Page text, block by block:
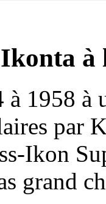
1958 à
par
Ikon
grand